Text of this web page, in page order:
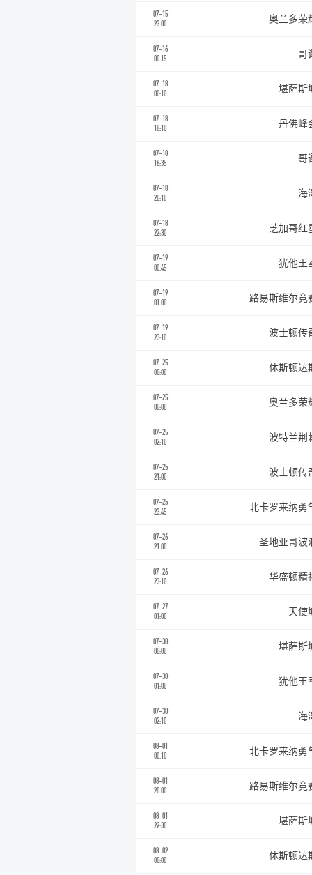
07-15
23:00
奥兰多荣
07-16
00:15
哥
07-18
00:10
堪萨斯
07-18
18:10
丹佛峰
07-18
18:35
哥
07-18
20:10
海
07-18
22:30
芝加哥红
07-19
00:45
犹他王
07-19
01:00
路易斯维尔竞
07-19
23:10
波士顿传
07-25
00:00
休斯顿达
07-25
00:00
奥兰多荣
07-25
02:10
波特兰荆
07-25
21:00
波士顿传
07-25
23:45
北卡罗来纳勇
07-26
21:00
圣地亚哥波
07-26
23:10
华盛顿精
07-27
01:00
天使
07-30
00:00
堪萨斯
07-30
01:00
犹他王
07-30
02:10
海
08-01
00:10
北卡罗来纳勇
08-01
20:00
路易斯维尔竞
08-01
22:30
堪萨斯
08-02
00:00
休斯顿达